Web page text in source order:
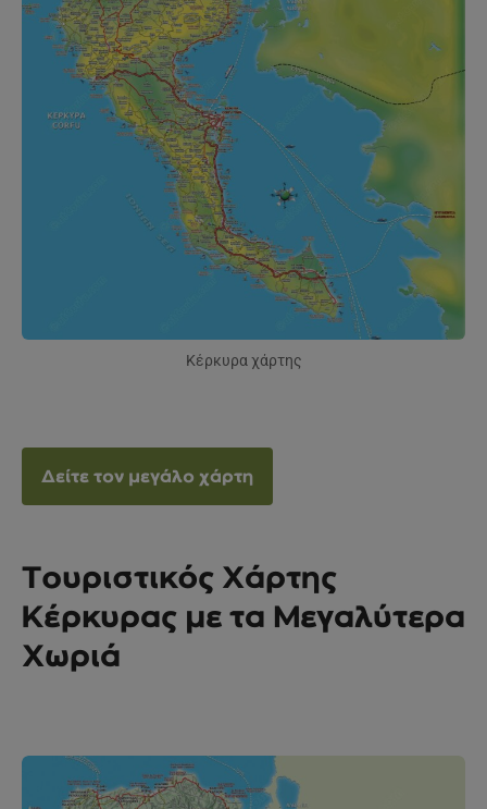
Κέρκυρα χάρτης
Δείτε τον μεγάλο χάρτη
Τουριστικός Χάρτης
Κέρκυρας με τα Μεγαλύτερα
Χωριά